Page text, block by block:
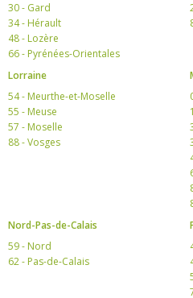
30 - Gard
34 - Hérault
48 - Lozère
66 - Pyrénées-Orientales
Lorraine
54 - Meurthe-et-Moselle
55 - Meuse
57 - Moselle
88 - Vosges
Nord-Pas-de-Calais
59 - Nord
62 - Pas-de-Calais